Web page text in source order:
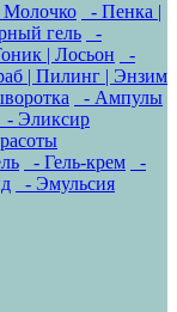
Молочко
- Пенка |
гель
-
| Лосьон
-
| Пилинг | Энзим
- Ампулы
- Эликсир
- Гель-крем
-
- Эмульсия